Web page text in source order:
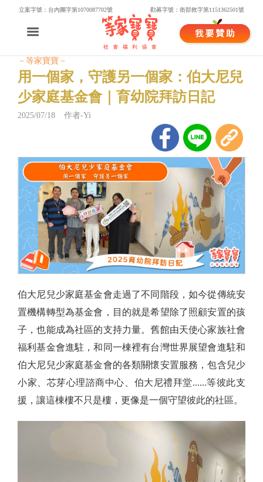
立案字號：台內團字第1070087702號 勸募字號：衛部救字第1151362501號
－等家寶寶－
用一個家，守護另一個家：伯大尼兒
少家庭基金會｜育幼院拜訪日記
2025/07/18 作者-Yi
伯大尼兒少家庭基金會走過了不同階段，如今從傳統安
置機構轉型為基金會，目的就是希望除了照顧安置的孩
子，也能成為社區的支持力量。舊館由天使心家族社會
福利基金會進駐，和同一棟裡有台灣世界展望會進駐和
伯大尼兒少家庭基金會的各類關懷安置服務，包含兒少
小家、芯芽心理諮商中心、伯大尼禮拜堂......等彼此支
援，讓這棟樓不只是樓，更像是一個守望彼此的社區。